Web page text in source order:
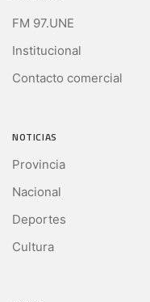
FM 97.UNE
Institucional
Contacto comercial
NOTICIAS
Provincia
Nacional
Deportes
Cultura